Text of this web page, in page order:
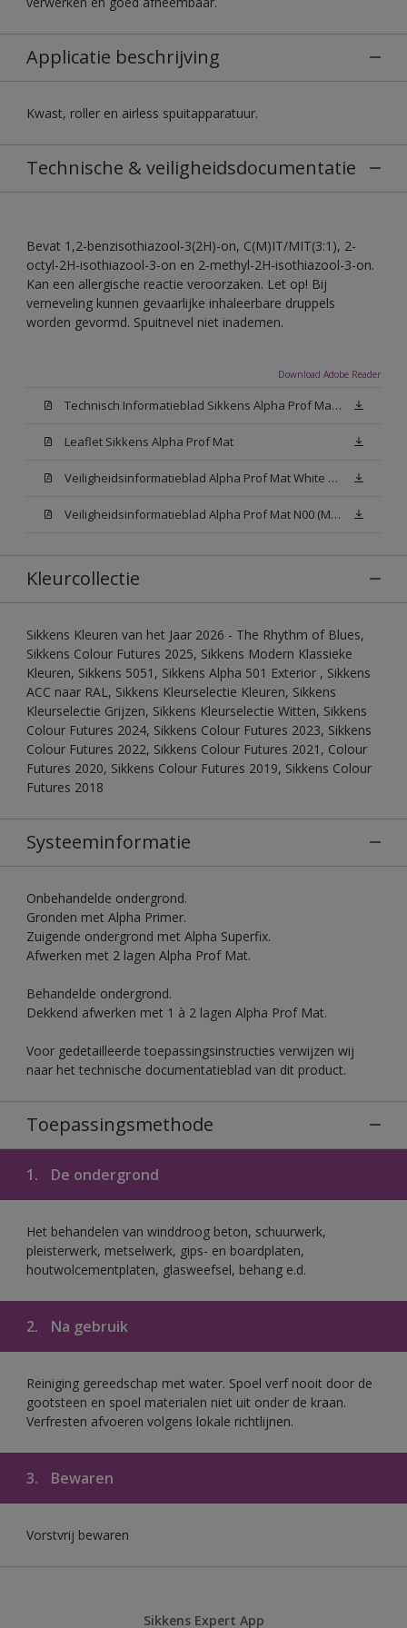
Applicatie beschrijving
Kwast, roller en airless spuitapparatuur.
Technische & veiligheidsdocumentatie
Bevat 1,2-benzisothiazool-3(2H)-on, C(M)IT/MIT(3:1), 2-
octyl-2H-isothiazool-3-on en 2-methyl-2H-isothiazool-3-on.
Kan een allergische reactie veroorzaken. Let op! Bij
verneveling kunnen gevaarlijke inhaleerbare druppels
worden gevormd. Spuitnevel niet inademen.
Download Adobe Reader
Technisch Informatieblad Sikkens Alpha Prof Mat(PDF)
Leaflet Sikkens Alpha Prof Mat
Veiligheidsinformatieblad Alpha Prof Mat White W05 (MSDS)
Veiligheidsinformatieblad Alpha Prof Mat N00 (MSDS)
Kleurcollectie
Sikkens Kleuren van het Jaar 2026 - The Rhythm of Blues,
Sikkens Colour Futures 2025, Sikkens Modern Klassieke
Kleuren, Sikkens 5051, Sikkens Alpha 501 Exterior , Sikkens
ACC naar RAL, Sikkens Kleurselectie Kleuren, Sikkens
Kleurselectie Grijzen, Sikkens Kleurselectie Witten, Sikkens
Colour Futures 2024, Sikkens Colour Futures 2023, Sikkens
Colour Futures 2022, Sikkens Colour Futures 2021, Colour
Futures 2020, Sikkens Colour Futures 2019, Sikkens Colour
Futures 2018
Systeeminformatie
Onbehandelde ondergrond.
Gronden met Alpha Primer.
Zuigende ondergrond met Alpha Superfix.
Afwerken met 2 lagen Alpha Prof Mat.
Behandelde ondergrond.
Dekkend afwerken met 1 à 2 lagen Alpha Prof Mat.
Voor gedetailleerde toepassingsinstructies verwijzen wij
naar het technische documentatieblad van dit product.
Toepassingsmethode
1. De ondergrond
Het behandelen van winddroog beton, schuurwerk,
pleisterwerk, metselwerk, gips- en boardplaten,
houtwolcementplaten, glasweefsel, behang e.d.
2. Na gebruik
Reiniging gereedschap met water. Spoel verf nooit door de
gootsteen en spoel materialen niet uit onder de kraan.
Verfresten afvoeren volgens lokale richtlijnen.
3. Bewaren
Vorstvrij bewaren
Sikkens Expert App